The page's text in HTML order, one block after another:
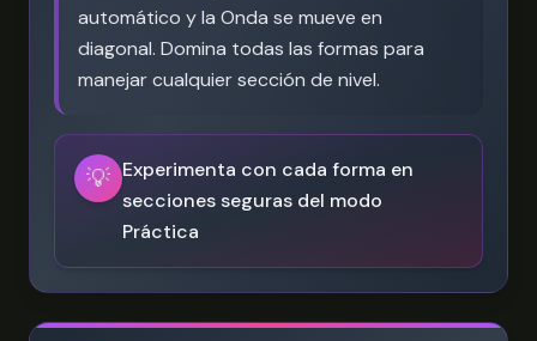
automático y la Onda se mueve en
diagonal. Domina todas las formas para
manejar cualquier sección de nivel.
💡 Experimenta con cada forma en
secciones seguras del modo
Práctica